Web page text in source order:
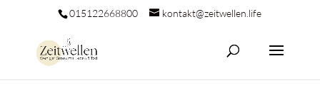
015122668800 kontakt@zeitwellen.life